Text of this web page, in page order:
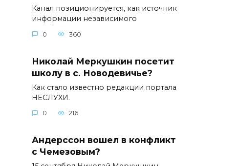
Канал позиционируется, как источник
информации независимого
0 360
Николай Меркушкин посетит
школу в с. Новодевичье?
Как стало известно редакции портала
НЕСЛУХИ.
0 216
Андерссон вошел в конфликт
с Чемезовым?